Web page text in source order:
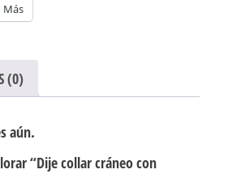
Más
(0)
aún.
“Dije collar cráneo con